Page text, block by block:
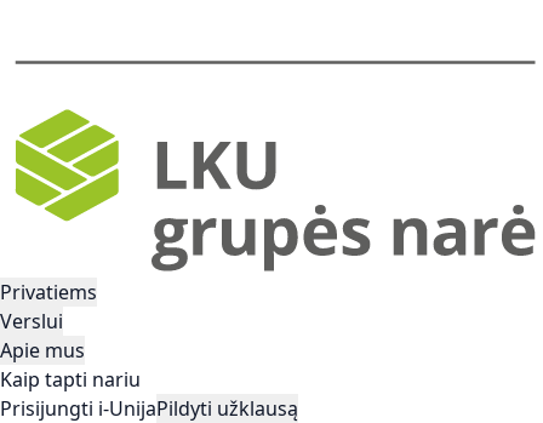
Privatiems
Verslui
Apie mus
Kaip tapti nariu
Prisijungti i-UnijaPildyti užklausą